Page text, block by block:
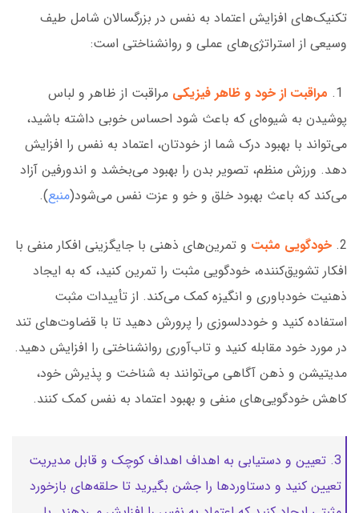
تکنیک‌های افزایش اعتماد به نفس در بزرگسالان شامل طیف
وسیعی از استراتژی‌های عملی و روانشناختی است:
مراقبت از خود و ظاهر فیزیکی مراقبت از ظاهر و لباس
پوشیدن به شیوه‌ای که باعث شود احساس خوبی داشته باشید،
می‌تواند با بهبود درک شما از خودتان، اعتماد به نفس را افزایش
دهد. ورزش منظم، تصویر بدن را بهبود می‌بخشد و اندورفین آزاد
می‌کند که باعث بهبود خلق و خو و عزت نفس می‌شود(منبع).
2. خودگویی مثبت و تمرین‌های ذهنی با جایگزینی افکار منفی با
افکار تشویق‌کننده، خودگویی مثبت را تمرین کنید، که به ایجاد
ذهنیت خودباوری و انگیزه کمک می‌کند. از تأییدات مثبت
استفاده کنید و خوددلسوزی را پرورش دهید تا با قضاوت‌های تند
در مورد خود مقابله کنید و تاب‌آوری روانشناختی را افزایش دهید.
مدیتیشن و ذهن آگاهی می‌توانند به شناخت و پذیرش خود،
کاهش خودگویی‌های منفی و بهبود اعتماد به نفس کمک کنند.
3. تعیین و دستیابی به اهداف اهداف کوچک و قابل مدیریت
تعیین کنید و دستاوردها را جشن بگیرید تا حلقه‌های بازخورد